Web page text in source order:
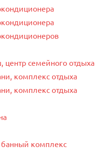
центр семейного отдыха
комплекс отдыха
комплекс отдыха
комплекс